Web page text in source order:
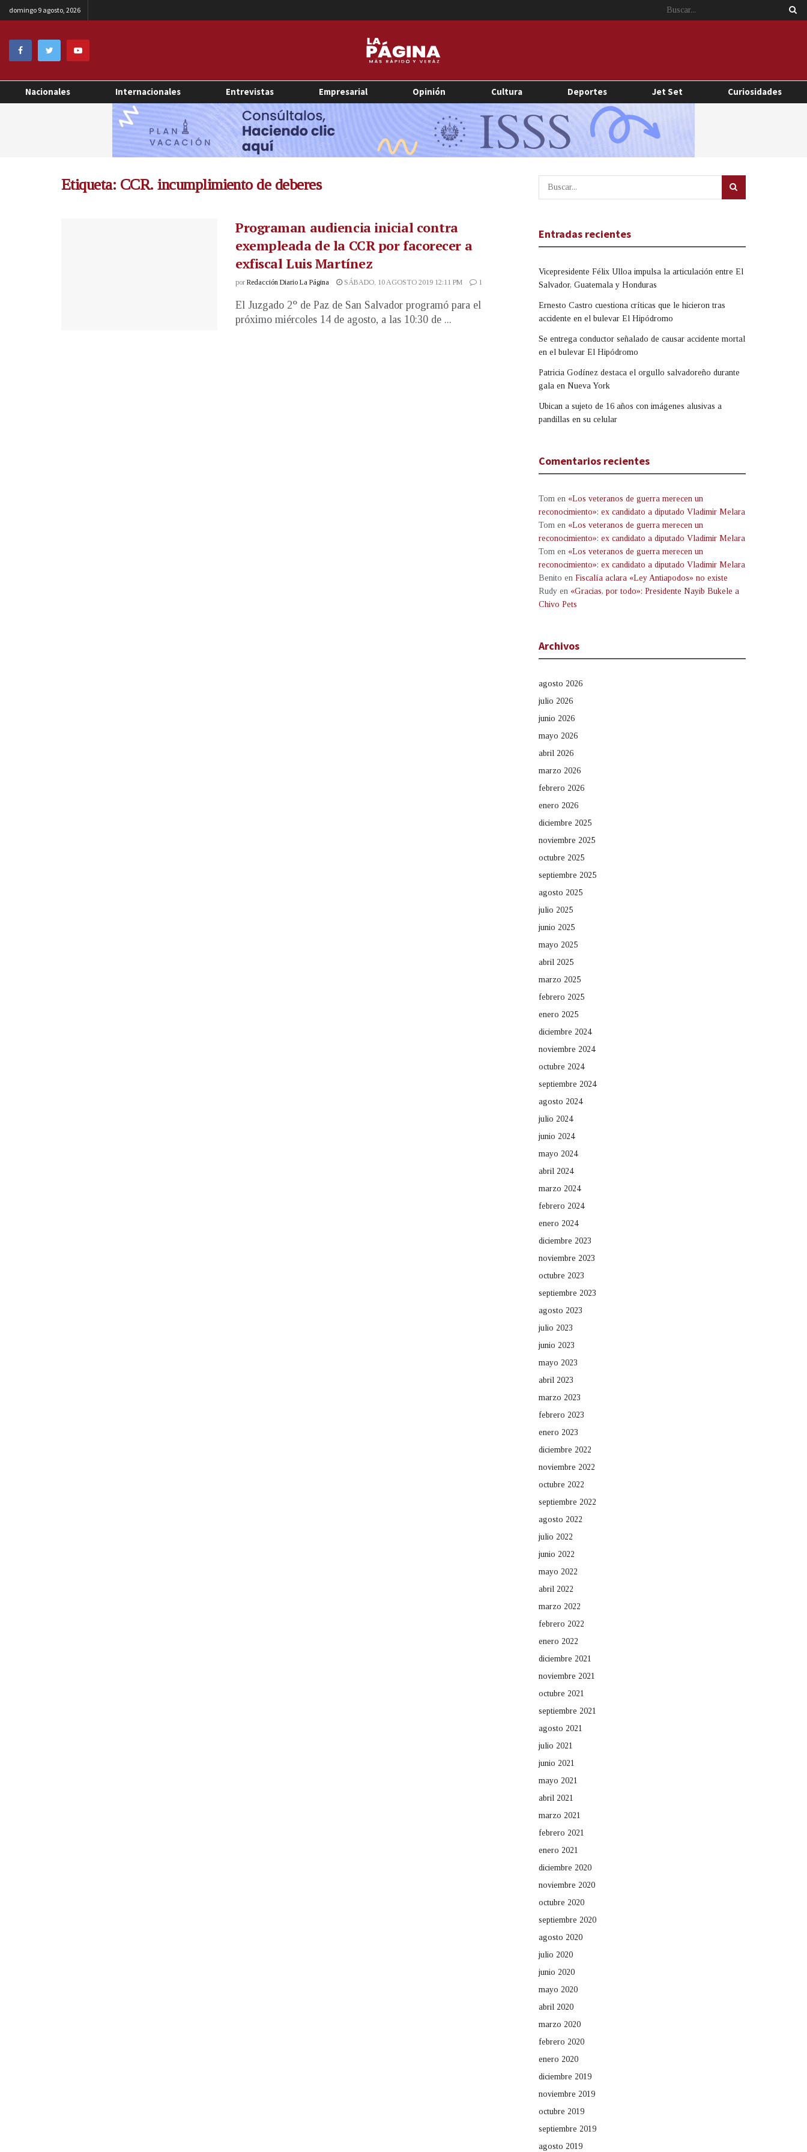
domingo 9 agosto, 2026
Nacionales Internacionales Entrevistas Empresarial Opinión Cultura Deportes Jet Set Curiosidades
Etiqueta: CCR. incumplimiento de deberes
Programan audiencia inicial contra
exempleada de la CCR por facorecer a
exfiscal Luis Martínez
por Redacción Diario La Página SÁBADO, 10 AGOSTO 2019 12:11 PM 1
El Juzgado 2° de Paz de San Salvador programó para el
próximo miércoles 14 de agosto, a las 10:30 de ...
Entradas recientes
Vicepresidente Félix Ulloa impulsa la articulación entre El
Salvador, Guatemala y Honduras
Ernesto Castro cuestiona críticas que le hicieron tras
accidente en el bulevar El Hipódromo
Se entrega conductor señalado de causar accidente mortal
en el bulevar El Hipódromo
Patricia Godínez destaca el orgullo salvadoreño durante
gala en Nueva York
Ubican a sujeto de 16 años con imágenes alusivas a
pandillas en su celular
Comentarios recientes
Tom en «Los veteranos de guerra merecen un
reconocimiento»: ex candidato a diputado Vladimir Melara
Tom en «Los veteranos de guerra merecen un
reconocimiento»: ex candidato a diputado Vladimir Melara
Tom en «Los veteranos de guerra merecen un
reconocimiento»: ex candidato a diputado Vladimir Melara
Benito en Fiscalía aclara «Ley Antiapodos» no existe
Rudy en «Gracias, por todo»: Presidente Nayib Bukele a
Chivo Pets
Archivos
agosto 2026
julio 2026
junio 2026
mayo 2026
abril 2026
marzo 2026
febrero 2026
enero 2026
diciembre 2025
noviembre 2025
octubre 2025
septiembre 2025
agosto 2025
julio 2025
junio 2025
mayo 2025
abril 2025
marzo 2025
febrero 2025
enero 2025
diciembre 2024
noviembre 2024
octubre 2024
septiembre 2024
agosto 2024
julio 2024
junio 2024
mayo 2024
abril 2024
marzo 2024
febrero 2024
enero 2024
diciembre 2023
noviembre 2023
octubre 2023
septiembre 2023
agosto 2023
julio 2023
junio 2023
mayo 2023
abril 2023
marzo 2023
febrero 2023
enero 2023
diciembre 2022
noviembre 2022
octubre 2022
septiembre 2022
agosto 2022
julio 2022
junio 2022
mayo 2022
abril 2022
marzo 2022
febrero 2022
enero 2022
diciembre 2021
noviembre 2021
octubre 2021
septiembre 2021
agosto 2021
julio 2021
junio 2021
mayo 2021
abril 2021
marzo 2021
febrero 2021
enero 2021
diciembre 2020
noviembre 2020
octubre 2020
septiembre 2020
agosto 2020
julio 2020
junio 2020
mayo 2020
abril 2020
marzo 2020
febrero 2020
enero 2020
diciembre 2019
noviembre 2019
octubre 2019
septiembre 2019
agosto 2019